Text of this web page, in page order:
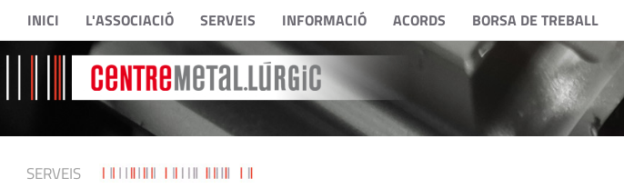
INICI L'ASSOCIACIÓ SERVEIS INFORMACIÓ ACORDS BORSA DE TREBALL
SERVEIS